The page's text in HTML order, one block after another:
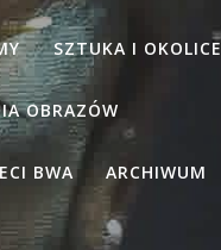
SZTUKA I OKOLICE
OBRAZÓW
BWA ARCHIWUM